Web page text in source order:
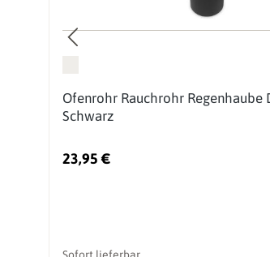
Ofenrohr Rauchrohr Regenhaube
Schwarz
23,95 €